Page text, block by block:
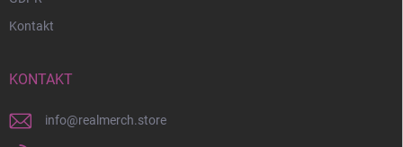
Kontakt
KONTAKT
info@realmerch.store